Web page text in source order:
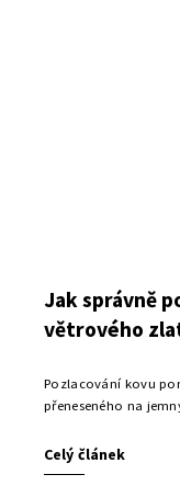
Jak správně
větrového
Pozlacování kovu
přeneseného na
Celý článek